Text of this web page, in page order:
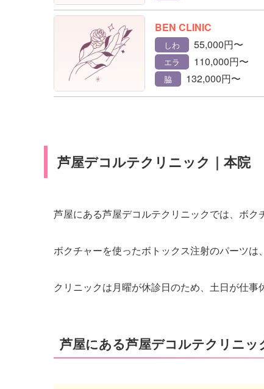
BEN CLINIC
しわ 55,000円〜
エラ 110,000円〜
脇 132,000円〜
芦屋デコルテクリニック｜本院
芦屋にある芦屋デコルテクリニックでは、ボク
ボクチャーを使ったボトックス注射のパーツは
クリニックは月曜が休診日のため、土日が仕
芦屋にある芦屋デコルテクリニ